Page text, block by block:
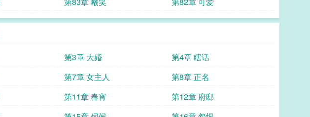
第3章 大婚
第4章 瞎话
第7章 女主人
第8章 正名
第11章 春宵
第12章 府邸